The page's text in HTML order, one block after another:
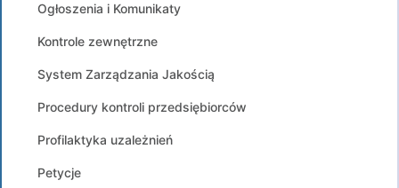
Ogłoszenia i Komunikaty
Kontrole zewnętrzne
System Zarządzania Jakością
Procedury kontroli przedsiębiorców
Profilaktyka uzależnień
Petycje